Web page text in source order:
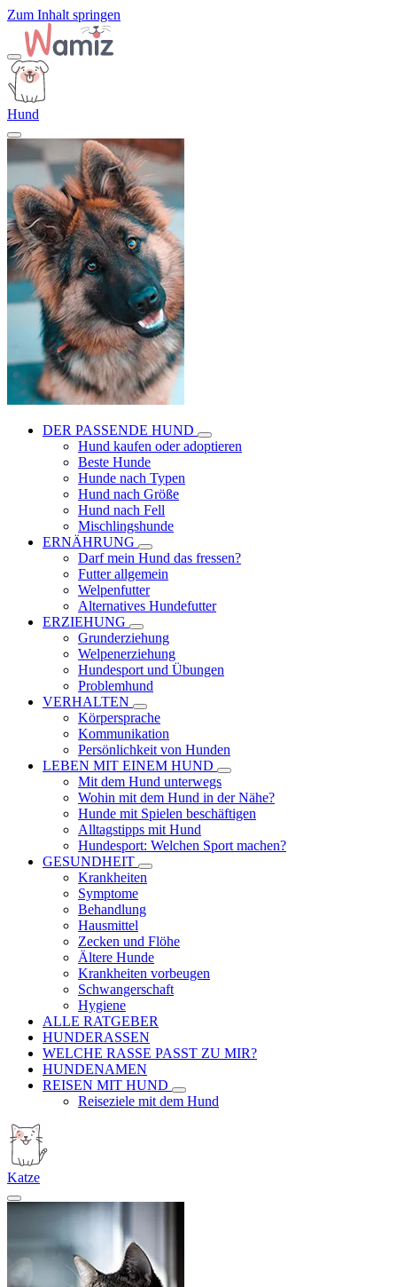
Zum Inhalt springen
Hund
DER PASSENDE HUND
Hund kaufen oder adoptieren
Beste Hunde
Hunde nach Typen
Hund nach Größe
Hund nach Fell
Mischlingshunde
ERNÄHRUNG
Darf mein Hund das fressen?
Futter allgemein
Welpenfutter
Alternatives Hundefutter
ERZIEHUNG
Grunderziehung
Welpenerziehung
Hundesport und Übungen
Problemhund
VERHALTEN
Körpersprache
Kommunikation
Persönlichkeit von Hunden
LEBEN MIT EINEM HUND
Mit dem Hund unterwegs
Wohin mit dem Hund in der Nähe?
Hunde mit Spielen beschäftigen
Alltagstipps mit Hund
Hundesport: Welchen Sport machen?
GESUNDHEIT
Krankheiten
Symptome
Behandlung
Hausmittel
Zecken und Flöhe
Ältere Hunde
Krankheiten vorbeugen
Schwangerschaft
Hygiene
ALLE RATGEBER
HUNDERASSEN
WELCHE RASSE PASST ZU MIR?
HUNDENAMEN
REISEN MIT HUND
Reiseziele mit dem Hund
Katze